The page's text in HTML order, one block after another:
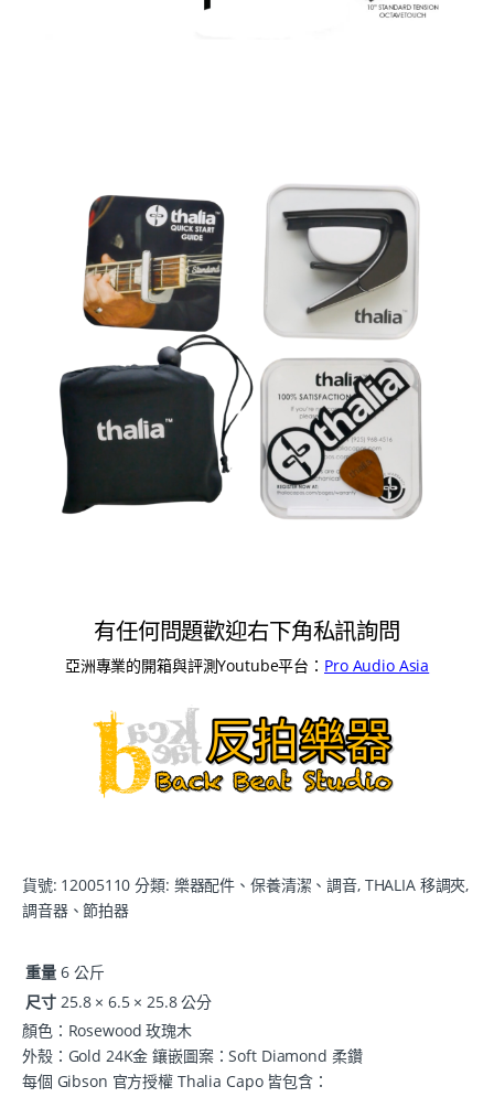
有任何問題歡迎右下角私訊詢問
亞洲專業的開箱與評測Youtube平台： Pro Audio Asia
貨號: 12005110 分類: 樂器配件、保養清潔、調音, THALIA 移調夾,
調音器、節拍器
重量 6 公斤
尺寸 25.8 × 6.5 × 25.8 公分
顏色：Rosewood 玫瑰木
外殼：Gold 24K金 鑲嵌圖案：Soft Diamond 柔鑽
每個 Gibson 官方授權 Thalia Capo皆包含：